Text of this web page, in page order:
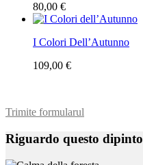
80,00 €
I Colori Dell’Autunno
109,00 €
Trimite formularul
Riguardo questo dipinto